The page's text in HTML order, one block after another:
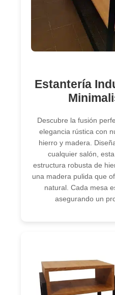
Estantería
Descubre la fusión
elegancia rústica con
hierro y madera.
cualquier salón,
estructura robusta de
una madera pulida que
natural. Cada mesa
asegurando un